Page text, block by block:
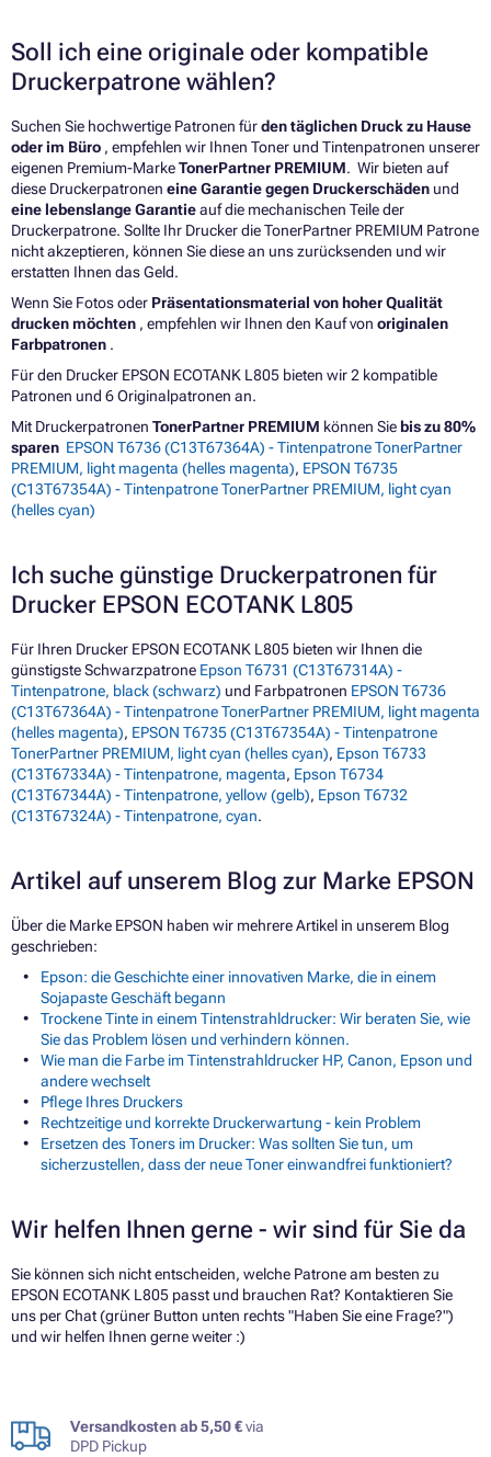
Soll ich eine originale oder kompatible
Druckerpatrone wählen?
Suchen Sie hochwertige Patronen fürden täglichen Druck zu Hause
oder im Büro , empfehlen wir Ihnen Toner und Tintenpatronen unserer
eigenen Premium-MarkeTonerPartner PREMIUM. Wir bieten auf
diese Druckerpatronen eine Garantie gegen Druckerschäden und
eine lebenslange Garantieauf die mechanischen Teile der
Druckerpatrone. Sollte Ihr Drucker die TonerPartner PREMIUM Patrone
nicht akzeptieren, können Sie diese an uns zurücksenden und wir
erstatten Ihnen das Geld.
Wenn Sie Fotos oder Präsentationsmaterial von hoher Qualität
drucken möchten , empfehlen wir Ihnen den Kauf von originalen
Farbpatronen .
Für den Drucker EPSON ECOTANK L805 bieten wir 2 kompatible
Patronen und 6 Originalpatronen an.
Mit Druckerpatronen TonerPartner PREMIUM können Sie bis zu 80%
sparen EPSON T6736 (C13T67364A) - Tintenpatrone TonerPartner
PREMIUM, light magenta (helles magenta), EPSON T6735
(C13T67354A) - Tintenpatrone TonerPartner PREMIUM, light cyan
(helles cyan)
Ich suche günstige Druckerpatronen für
Drucker EPSON ECOTANK L805
Für Ihren Drucker EPSON ECOTANK L805 bieten wir Ihnen die
günstigste Schwarzpatrone Epson T6731 (C13T67314A) -
Tintenpatrone, black (schwarz) und Farbpatronen EPSON T6736
(C13T67364A) - Tintenpatrone TonerPartner PREMIUM, light magenta
(helles magenta), EPSON T6735 (C13T67354A) - Tintenpatrone
TonerPartner PREMIUM, light cyan (helles cyan), Epson T6733
(C13T67334A) - Tintenpatrone, magenta, Epson T6734
(C13T67344A) - Tintenpatrone, yellow (gelb), Epson T6732
(C13T67324A) - Tintenpatrone, cyan.
Artikel auf unserem Blog zur Marke EPSON
Über die Marke EPSON haben wir mehrere Artikel in unserem Blog
geschrieben:
Epson: die Geschichte einer innovativen Marke, die in einem
Sojapaste Geschäft begann
Trockene Tinte in einem Tintenstrahldrucker: Wir beraten Sie, wie
Sie das Problem lösen und verhindern können.
Wie man die Farbe im Tintenstrahldrucker HP, Canon, Epson und
andere wechselt
Pflege Ihres Druckers
Rechtzeitige und korrekte Druckerwartung - kein Problem
Ersetzen des Toners im Drucker: Was sollten Sie tun, um
sicherzustellen, dass der neue Toner einwandfrei funktioniert?
Wir helfen Ihnen gerne - wir sind für Sie da
Sie können sich nicht entscheiden, welche Patrone am besten zu
EPSON ECOTANK L805 passt und brauchen Rat? Kontaktieren Sie
uns per Chat (grüner Button unten rechts "Haben Sie eine Frage?")
und wir helfen Ihnen gerne weiter :)
Versandkosten ab 5,50 €via
DPD Pickup